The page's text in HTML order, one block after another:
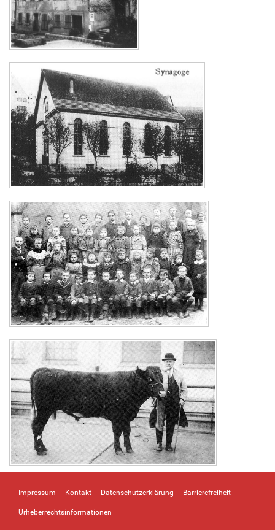
Impressum Kontakt Datenschutzerklärung Barrierefreiheit
Urheberrechtsinformationen